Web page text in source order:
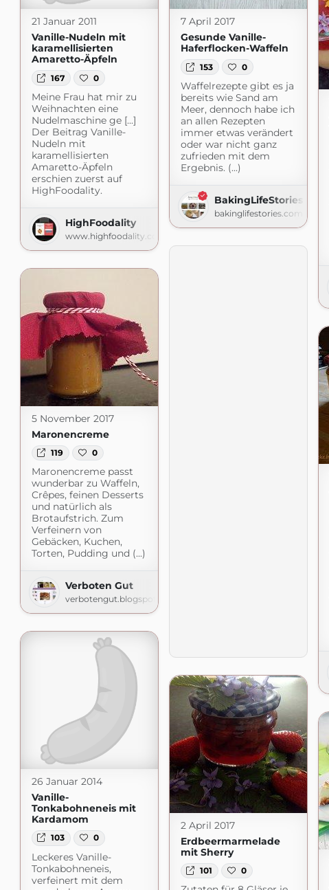
21 Januar 2011
Vanille-Nudeln mit
karamellisierten
Amaretto-Äpfeln
167 0
Meine Frau hat mir zu
Weihnachten eine
Nudelmaschine ge [...]
Der Beitrag Vanille-
Nudeln mit
karamellisierten
Amaretto-Äpfeln
erschien zuerst auf
HighFoodality.
HighFoodality
www.highfoodality.com
7 April 2017
Gesunde Vanille-
Haferflocken-Waffeln
153 0
Waffelrezepte gibt es ja
bereits wie Sand am
Meer, dennoch habe ich
an allen Rezepten
immer etwas verändert
oder war nicht ganz
zufrieden mit dem
Ergebnis. (...)
BakingLifeStories
bakinglifestories.com
5 November 2017
Maronencreme
119 0
Maronencreme passt
wunderbar zu Waffeln,
Crêpes, feinen Desserts
und natürlich als
Brotaufstrich. Zum
Verfeinern von
Gebäcken, Kuchen,
Torten, Pudding und (...)
Verboten Gut
verbotengut.blogspot.com
26 Januar 2014
Vanille-
Tonkabohneneis mit
Kardamom
103 0
Leckeres Vanille-
Tonkabohneneis,
verfeinert mit dem
2 April 2017
Erdbeermarmelade
mit Sherry
101 0